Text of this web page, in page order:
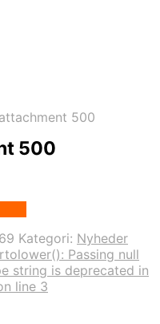
500
500
Kategori: Nyheder
Passing null
string is deprecated in
line 3